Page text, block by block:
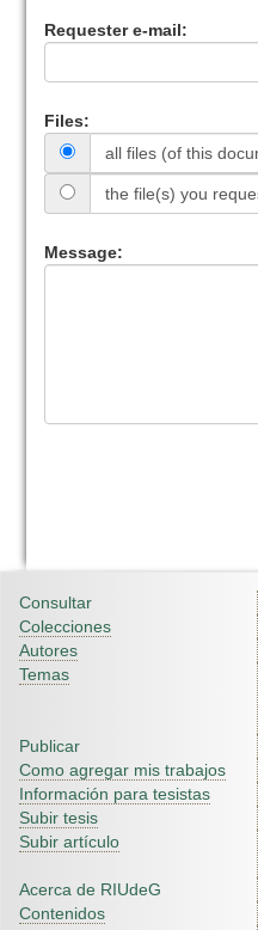
Requester e-mail:
Files:
all files (of this
the file(s) you
Message:
Consultar
Colecciones
Autores
Temas
Publicar
Como agregar mis trabajos
Información para tesistas
Subir tesis
Subir artículo
Acerca de RIUdeG
Contenidos